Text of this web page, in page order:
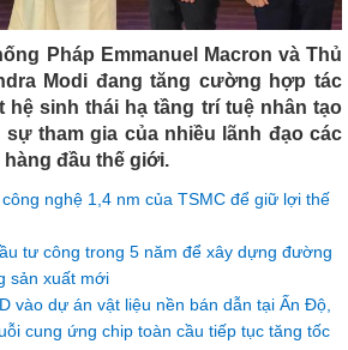
Pháp Emmanuel Macron và Thủ
Modi đang tăng cường hợp tác
hệ sinh thái hạ tầng trí tuệ nhân tạo
tham gia của nhiều lãnh đạo các
đầu thế giới.
nghệ 1,4 nm của TSMC để giữ lợi thế
tư công trong 5 năm để xây dựng đường
sản xuất mới
vào dự án vật liệu nền bán dẫn tại Ấn Độ,
cung ứng chip toàn cầu tiếp tục tăng tốc